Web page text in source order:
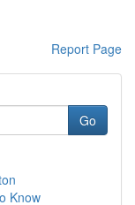
Report Page
Go
Know